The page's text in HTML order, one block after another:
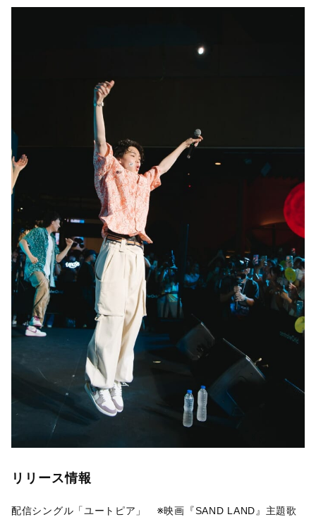
リリース情報
配信シングル「ユートピア」 ※映画『SAND LAND』主題歌